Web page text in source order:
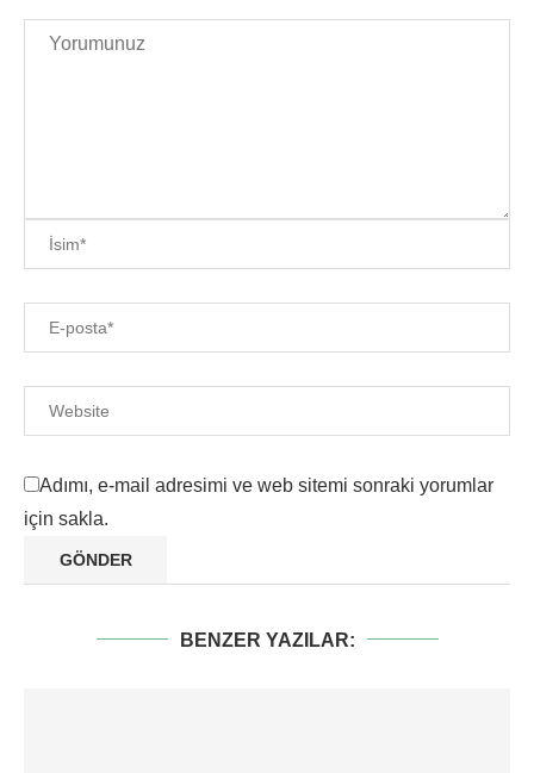
Adımı, e-mail adresimi ve web sitemi sonraki yorumlar
için sakla.
BENZER YAZILAR: